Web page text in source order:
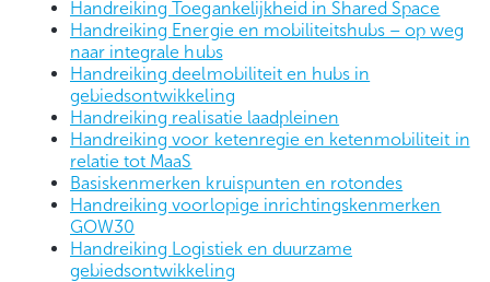
Handreiking Toegankelijkheid in Shared Space
Handreiking Energie en mobiliteitshubs – op weg
naar integrale hubs
Handreiking deelmobiliteit en hubs in
gebiedsontwikkeling
Handreiking realisatie laadpleinen
Handreiking voor ketenregie en ketenmobiliteit in
relatie tot MaaS
Basiskenmerken kruispunten en rotondes
Handreiking voorlopige inrichtingskenmerken
GOW30
Handreiking Logistiek en duurzame
gebiedsontwikkeling